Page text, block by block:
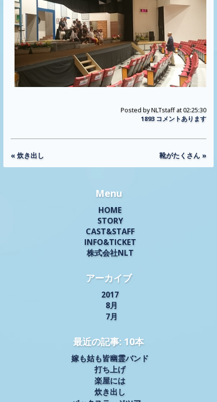
Posted byNLTstaffat 02:25:30
1893 コメントあります
靴がたくさん »
« 炊き出し
Menu
HOME
STORY
CAST&STAFF
INFO&TICKET
株式会社NLT
アーカイブ
2017
8月
7月
最近の記事: 10本
嫁も姑も皆幽霊バンド
打ち上げ
楽屋には
炊き出し